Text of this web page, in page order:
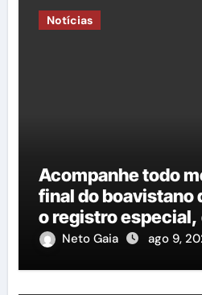
Notícias
Acompanhe todo
final do boavistano
o registro especial, do poder
Executivo e
Neto Gaia ago 9,